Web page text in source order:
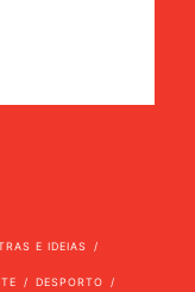
E IDEIAS
DESPORTO